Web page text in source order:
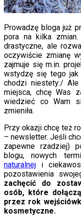
Prowadzę bloga już
pora na kilka
drastyczne, ale
oczywiście zmianę
zajmuje się m.in.
wstydzę się tego
chodzi niestety:/
miejsca, chcę Was
wiedzieć co Wam
zmieniła.
Przy okazji chcę też
– newsletter. Jeśli
zapewne rzadziej)
blogu, nowych
naturalnej i
pozostawienia
zachęcić do
osób, które
przez rok
kosmetyczne.